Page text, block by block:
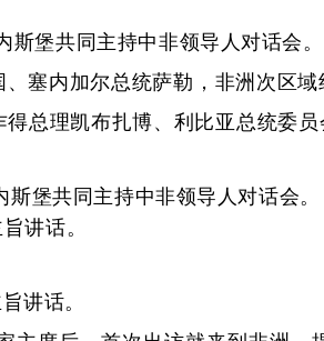
堡共同主持中非领导人对话会。
塞内加尔总统萨勒，非洲次区
总理凯布扎博、利比亚总统委
堡共同主持中非领导人对话会。
讲话。
讲话。